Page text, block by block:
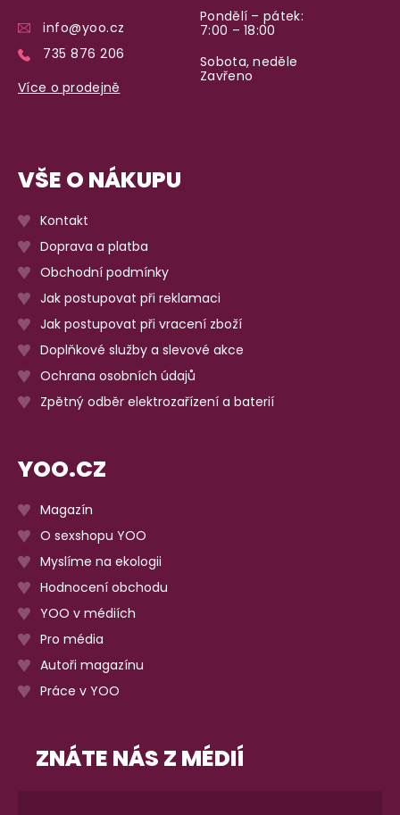
info@yoo.cz
735 876 206
Více o prodejně
Pondělí – pátek:
7:00 – 18:00
Sobota, neděle
Zavřeno
VŠE O NÁKUPU
Kontakt
Doprava a platba
Obchodní podmínky
Jak postupovat při reklamaci
Jak postupovat při vracení zboží
Doplňkové služby a slevové akce
Ochrana osobních údajů
Zpětný odběr elektrozařízení a baterií
YOO.CZ
Magazín
O sexshopu YOO
Myslíme na ekologii
Hodnocení obchodu
YOO v médiích
Pro média
Autoři magazínu
Práce v YOO
ZNÁTE NÁS Z MÉDIÍ